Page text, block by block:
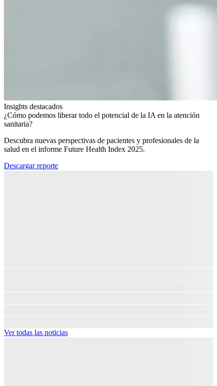
Insights destacados
¿Cómo podemos liberar todo el potencial de la IA en la atención
sanitaria?​
Descubra nuevas perspectivas de pacientes y profesionales de la
salud en el informe Future Health Index 2025.​
Descargar reporte
Ver todas las noticias